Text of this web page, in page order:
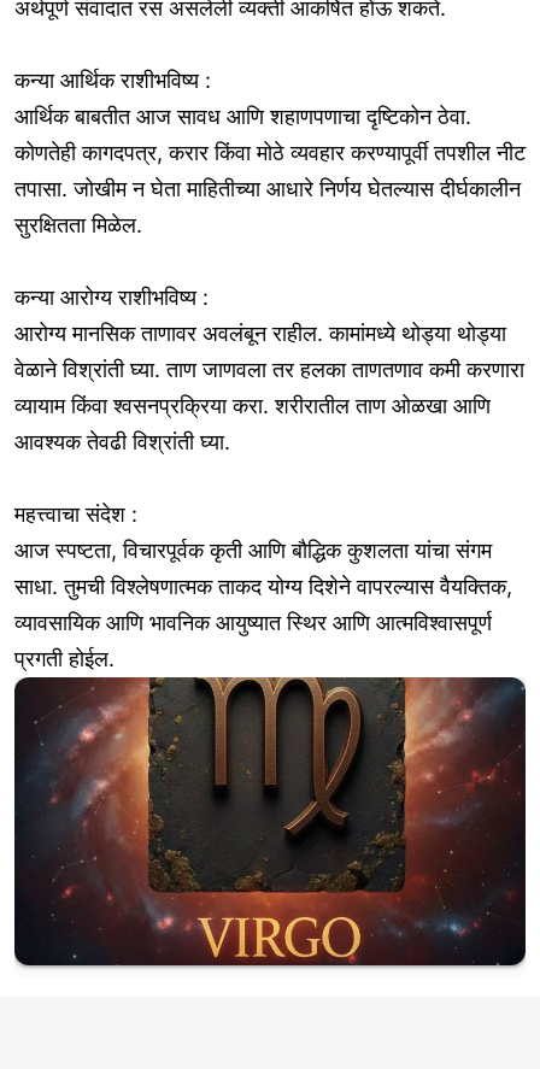
अर्थपूर्ण संवादात रस असलेली व्यक्ती आकर्षित होऊ शकते.
कन्या आर्थिक राशीभविष्य :
आर्थिक बाबतीत आज सावध आणि शहाणपणाचा दृष्टिकोन ठेवा.
कोणतेही कागदपत्र, करार किंवा मोठे व्यवहार करण्यापूर्वी तपशील नीट
तपासा. जोखीम न घेता माहितीच्या आधारे निर्णय घेतल्यास दीर्घकालीन
सुरक्षितता मिळेल.
कन्या आरोग्य राशीभविष्य :
आरोग्य मानसिक ताणावर अवलंबून राहील. कामांमध्ये थोड्या थोड्या
वेळाने विश्रांती घ्या. ताण जाणवला तर हलका ताणतणाव कमी करणारा
व्यायाम किंवा श्वसनप्रक्रिया करा. शरीरातील ताण ओळखा आणि
आवश्यक तेवढी विश्रांती घ्या.
महत्त्वाचा संदेश :
आज स्पष्टता, विचारपूर्वक कृती आणि बौद्धिक कुशलता यांचा संगम
साधा. तुमची विश्लेषणात्मक ताकद योग्य दिशेने वापरल्यास वैयक्तिक,
व्यावसायिक आणि भावनिक आयुष्यात स्थिर आणि आत्मविश्वासपूर्ण
प्रगती होईल.